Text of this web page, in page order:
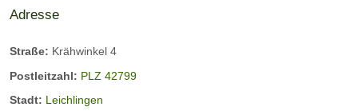
Adresse
Straße: Krähwinkel 4
Postleitzahl: PLZ 42799
Stadt: Leichlingen